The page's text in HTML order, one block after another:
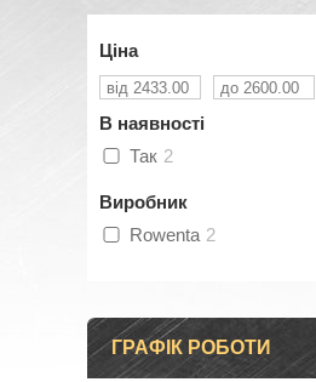
Ціна
В наявності
Так 2
Виробник
Rowenta 2
ГРАФІК РОБОТИ